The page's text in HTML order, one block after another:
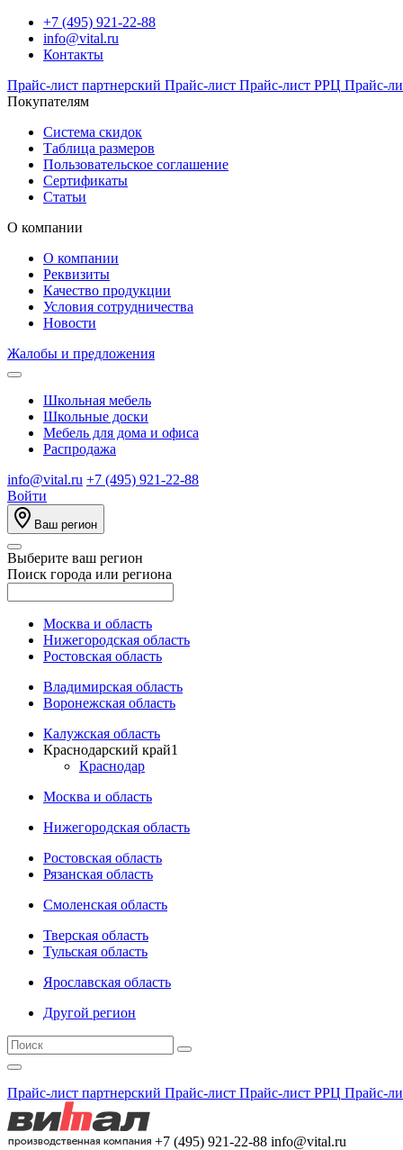
+7 (495) 921-22-88
info@vital.ru
Контакты
Прайс-лист партнерский Прайс-лист Прайс-лист РРЦ Прайс-
Покупателям
Система скидок
Таблица размеров
Пользовательское соглашение
Сертификаты
Статьи
О компании
О компании
Реквизиты
Качество продукции
Условия сотрудничества
Новости
Жалобы и предложения
Школьная мебель
Школьные доски
Мебель для дома и офиса
Распродажа
info@vital.ru +7 (495) 921-22-88
Войти
Ваш регион
Выберите ваш регион
Поиск города или региона
Москва и область
Нижегородская область
Ростовская область
Владимирская область
Воронежская область
Калужская область
Краснодарский край1
Краснодар
Москва и область
Нижегородская область
Ростовская область
Рязанская область
Смоленская область
Тверская область
Тульская область
Ярославская область
Другой регион
Прайс-лист партнерский Прайс-лист Прайс-лист РРЦ Прайс-
+7 (495) 921-22-88 info@vital.ru